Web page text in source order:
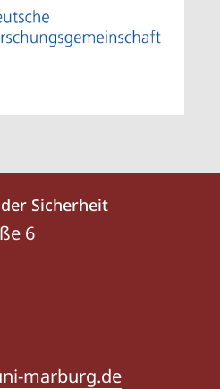
Sicherheit
6
marburg.de